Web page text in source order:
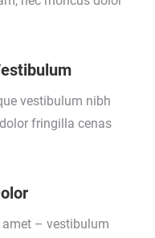
vestibulum nibh
fringilla cenas
– vestibulum